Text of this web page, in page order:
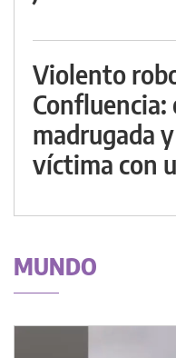
Violento
madrugada
víctima con
MUNDO